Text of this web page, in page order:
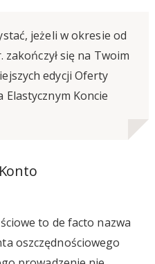
jeżeli w okresie od
zakończył się na Twoim
edycji Oferty
Koncie
to de facto nazwa
oszczędnościowego